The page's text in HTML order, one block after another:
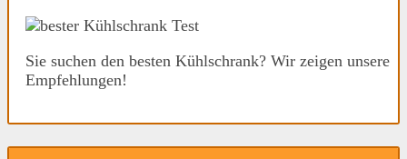
Sie suchen den besten Kühlschrank? Wir zeigen unsere
Empfehlungen!